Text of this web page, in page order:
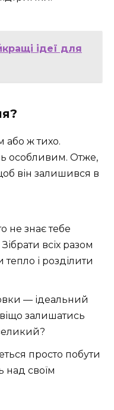
ідеї для
або ж тихо.
особливим. Отже,
він залишився в
не знає тебе
всіх разом
і розділити
— ідеальний
залишатись
просто побути
над своїм